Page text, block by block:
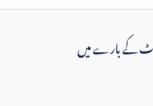
کے بارے میں